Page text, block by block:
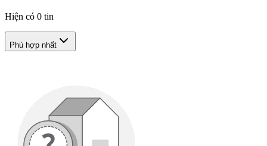
Hiện có 0 tin
Phù hợp nhất